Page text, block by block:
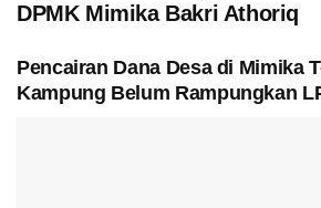
DPMK Mimika Bakri Athoriq
Pencairan Dana Desa di Mimika
Kampung Belum Rampungkan